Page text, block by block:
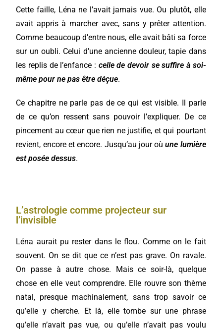
Cette faille, Léna ne l’avait jamais vue. Ou plutôt, elle
avait appris à marcher avec, sans y prêter attention.
Comme beaucoup d’entre nous, elle avait bâti sa force
sur un oubli. Celui d’une ancienne douleur, tapie dans
les replis de l’enfance : celle de devoir se suffire à soi-
même pour ne pas être déçue.
Ce chapitre ne parle pas de ce qui est visible. Il parle
de ce qu’on ressent sans pouvoir l’expliquer. De ce
pincement au cœur que rien ne justifie, et qui pourtant
revient, encore et encore. Jusqu’au jour oùune lumière
est posée dessus.
L’astrologie comme projecteur sur
l’invisible
Léna aurait pu rester dans le flou. Comme on le fait
souvent. On se dit que ce n’est pas grave. On ravale.
On passe à autre chose. Mais ce soir-là, quelque
chose en elle veut comprendre. Elle rouvre son thème
natal, presque machinalement, sans trop savoir ce
qu’elle y cherche. Et là, elle tombe sur une phrase
qu’elle n’avait pas vue, ou qu’elle n’avait pas voulu